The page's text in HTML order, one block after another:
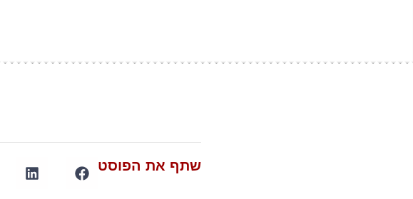
שתף את הפוסט